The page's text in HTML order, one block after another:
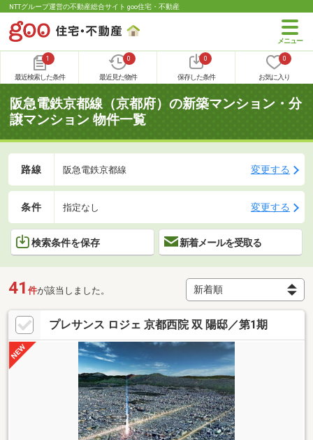
NTTグループ運営の不動産総合サイト goo住宅・不動産
1
最近検索した条件
0
最近見た物件
0
保存した条件
0
お気に入り
阪急電鉄京都線（京都府）の新築マンション・分
譲マンション 物件一覧
路線 阪急電鉄京都線 変更する
条件 指定なし 変更する
検索条件を保存 新着メールを受取る
41 件が該当しました。
プレサンス ロジェ 京都西院 双 陽邸／第1期